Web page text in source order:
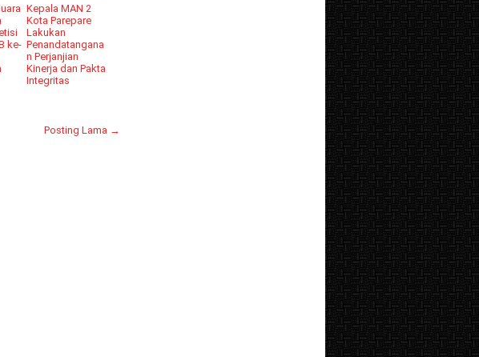
ke-
Kepala MAN 2
Kota Parepare
Lakukan
Penandatangana
n Perjanjian
Kinerja dan Pakta
Integritas
Posting Lama →